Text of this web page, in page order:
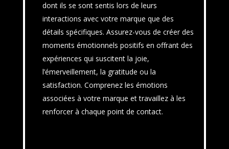
dont ils se sont sentis lors de leurs
interactions avec votre marque que des
détails spécifiques. Assurez-vous de créer des
moments émotionnels positifs en offrant des
expériences qui suscitent la joie,
l’émerveillement, la gratitude ou la
satisfaction. Comprenez les émotions
associées à votre marque et travaillez à les
renforcer à chaque point de contact.